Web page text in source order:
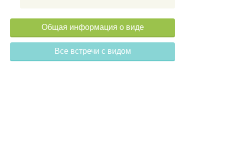
Общая информация о виде
Все встречи с видом